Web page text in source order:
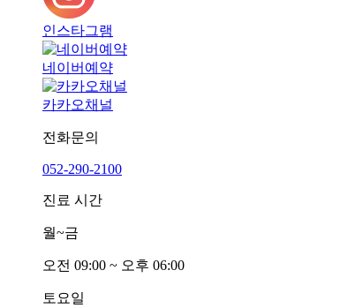
인스타그램
네이버예약
카카오채널
전화문의
052-290-2100
진료 시간
월~금
오전 09:00 ~ 오후 06:00
토요일